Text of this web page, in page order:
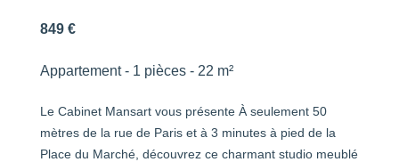
849 €
Appartement - 1 pièces - 22 m²
Le Cabinet Mansart vous présente À seulement 50
mètres de la rue de Paris et à 3 minutes à pied de la
Place du Marché, découvrez ce charmant studio meublé